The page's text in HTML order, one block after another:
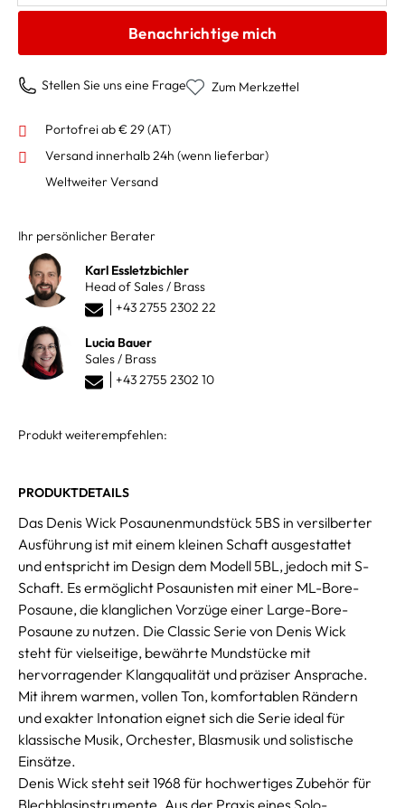
Benachrichtige mich
Stellen Sie uns eine Frage Zum Merkzettel
Portofrei ab € 29 (AT)
Versand innerhalb 24h (wenn lieferbar)
Weltweiter Versand
Ihr persönlicher Berater
Karl Essletzbichler
Head of Sales / Brass
+43 2755 2302 22
Lucia Bauer
Sales / Brass
+43 2755 2302 10
Produkt weiterempfehlen:
PRODUKTDETAILS
Das Denis Wick Posaunenmundstück 5BS in versilberter
Ausführung ist mit einem kleinen Schaft ausgestattet
und entspricht im Design dem Modell 5BL, jedoch mit S-
Schaft. Es ermöglicht Posaunisten mit einer ML-Bore-
Posaune, die klanglichen Vorzüge einer Large-Bore-
Posaune zu nutzen. Die Classic Serie von Denis Wick
steht für vielseitige, bewährte Mundstücke mit
hervorragender Klangqualität und präziser Ansprache.
Mit ihrem warmen, vollen Ton, komfortablen Rändern
und exakter Intonation eignet sich die Serie ideal für
klassische Musik, Orchester, Blasmusik und solistische
Einsätze.
Denis Wick steht seit 1968 für hochwertiges Zubehör für